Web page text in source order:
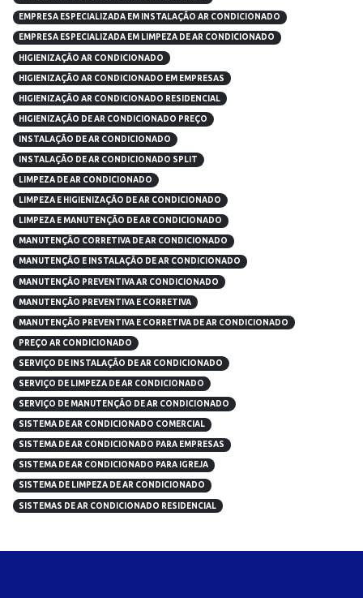
EMPRESA ESPECIALIZADA EM INSTALAÇÃO AR CONDICIONADO
EMPRESA ESPECIALIZADA EM LIMPEZA DE AR CONDICIONADO
HIGIENIZAÇÃO AR CONDICIONADO
HIGIENIZAÇÃO AR CONDICIONADO EM EMPRESAS
HIGIENIZAÇÃO AR CONDICIONADO RESIDENCIAL
HIGIENIZAÇÃO DE AR CONDICIONADO PREÇO
INSTALAÇÃO DE AR CONDICIONADO
INSTALAÇÃO DE AR CONDICIONADO SPLIT
LIMPEZA DE AR CONDICIONADO
LIMPEZA E HIGIENIZAÇÃO DE AR CONDICIONADO
LIMPEZA E MANUTENÇÃO DE AR CONDICIONADO
MANUTENÇÃO CORRETIVA DE AR CONDICIONADO
MANUTENÇÃO E INSTALAÇÃO DE AR CONDICIONADO
MANUTENÇÃO PREVENTIVA AR CONDICIONADO
MANUTENÇÃO PREVENTIVA E CORRETIVA
MANUTENÇÃO PREVENTIVA E CORRETIVA DE AR CONDICIONADO
PREÇO AR CONDICIONADO
SERVIÇO DE INSTALAÇÃO DE AR CONDICIONADO
SERVIÇO DE LIMPEZA DE AR CONDICIONADO
SERVIÇO DE MANUTENÇÃO DE AR CONDICIONADO
SISTEMA DE AR CONDICIONADO COMERCIAL
SISTEMA DE AR CONDICIONADO PARA EMPRESAS
SISTEMA DE AR CONDICIONADO PARA IGREJA
SISTEMA DE LIMPEZA DE AR CONDICIONADO
SISTEMAS DE AR CONDICIONADO RESIDENCIAL